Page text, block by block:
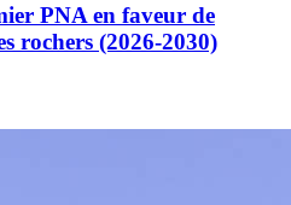
PNA en faveur de
rochers (2026-2030)